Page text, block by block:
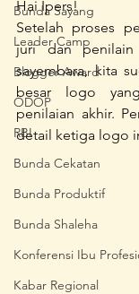
Bunda Sayang
Leader Camp
Blogger Award
ODOP
RBI
Bunda Cekatan
Bunda Produktif
Bunda Shaleha
Konferensi Ibu
Kabar Regional
Hai Ipers!
Setelah proses
juri dan
sayembara, kita
besar logo
penilaian akhir.
detail ketiga logo